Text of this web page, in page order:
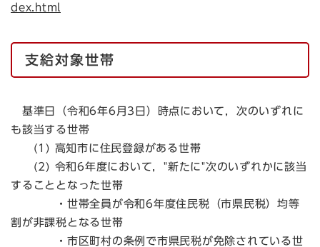
dex.html
支給対象世帯
基準日（令和6年6月3日）時点において，次のいずれに
も該当する世帯
(1) 高知市に住民登録がある世帯
(2) 令和6年度において，"新たに"次のいずれかに該当
することとなった世帯
・世帯全員が令和6年度住民税（市県民税）均等
割が非課税となる世帯
・市区町村の条例で市県民税が免除されている世